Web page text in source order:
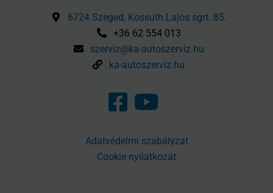
6724 Szeged, Kossuth Lajos sgrt. 85.
+36 62 554 013
szerviz@ka-autoszerviz.hu
ka-autoszerviz.hu
Adatvédelmi szabályzat
Cookie nyilatkozat